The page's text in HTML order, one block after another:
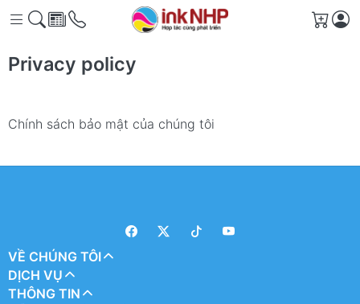
Giỏ
Privacy policy
Chính sách bảo mật của chúng tôi
VỀ CHÚNG TÔI
DỊCH VỤ
THÔNG TIN